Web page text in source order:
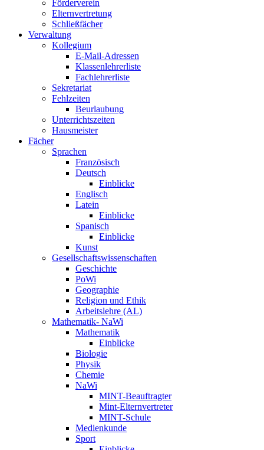
Förderverein
Elternvertretung
Schließfächer
Verwaltung
Kollegium
E-Mail-Adressen
Klassenlehrerliste
Fachlehrerliste
Sekretariat
Fehlzeiten
Beurlaubung
Unterrichtszeiten
Hausmeister
Fächer
Sprachen
Französisch
Deutsch
Einblicke
Englisch
Latein
Einblicke
Spanisch
Einblicke
Kunst
Gesellschaftswissenschaften
Geschichte
PoWi
Geographie
Religion und Ethik
Arbeitslehre (AL)
Mathematik- NaWi
Mathematik
Einblicke
Biologie
Physik
Chemie
NaWi
MINT-Beauftragter
Mint-Elternvertreter
MINT-Schule
Medienkunde
Sport